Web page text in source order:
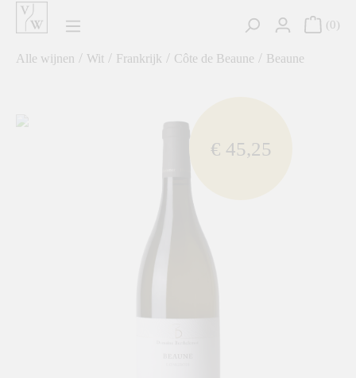
0
Alle wijnen / Wit / Frankrijk / Côte de Beaune / Beaune
€ 45,25